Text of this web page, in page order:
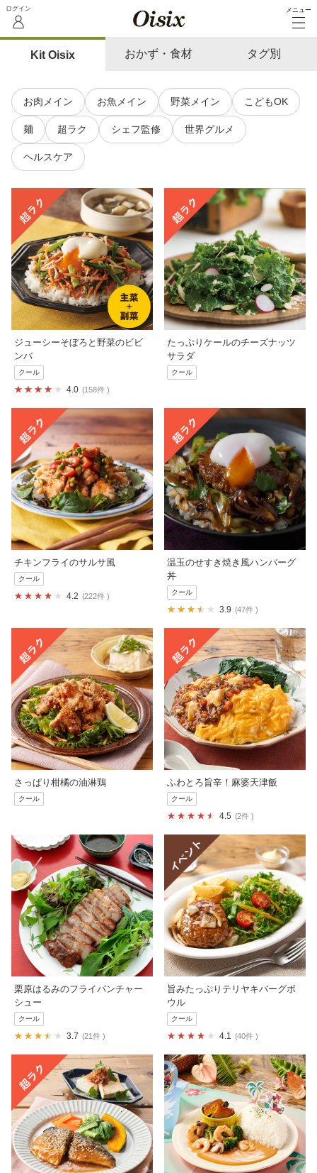
メニュー
Kit Oisix おかず・食材 タグ別
お肉メイン お魚メイン 野菜メイン こどもOK
麺 超ラク シェフ監修 世界グルメ
ヘルスケア
ジューシーそぼろと野菜のビビ
ンバ
クール
4.0 158件
たっぷりケールのチーズナッツ
サラダ
クール
チキンフライのサルサ風
クール
4.2 222件
温玉のせすき焼き風ハンバーグ
丼
クール
3.9 47件
さっぱり柑橘の油淋鶏
クール
ふわとろ旨辛！麻婆天津飯
クール
4.5 2件
栗原はるみのフライパンチャー
シュー
クール
3.7 21件
旨みたっぷりテリヤキバーグボ
ウル
クール
4.1 40件